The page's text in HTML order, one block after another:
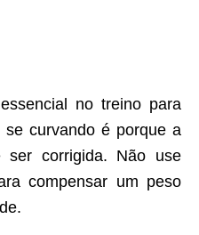
no treino para
curvando é porque a
ser corrigida. Não use
compensar um peso